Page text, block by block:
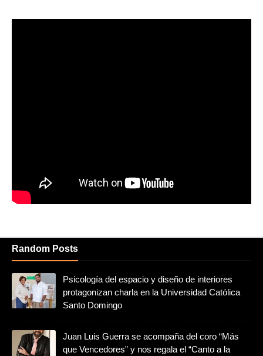
Random Posts
Psicología del espacio y diseño de interiores
protagonizan charla en la Universidad Católica
Santo Domingo
Juan Luis Guerra se acompaña del coro “Más
que Vencedores” y nos regala el “Canto a la